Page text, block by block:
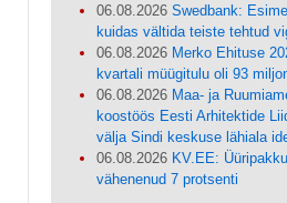
06.08.2026 Swedbank:
kuidas vältida teiste tehtud
06.08.2026 Merko Ehituse
kvartali müügitulu oli 93
06.08.2026 Maa- ja
koostöös Eesti Arhitektide
välja Sindi keskuse lähiala
06.08.2026 KV.EE:
vähenenud 7 protsenti